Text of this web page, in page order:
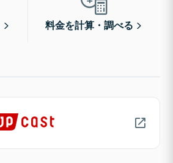
料金を計算・調べる